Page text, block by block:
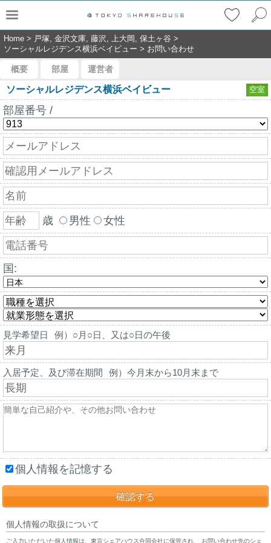
Home > 戸塚, 金沢文庫, 藤沢, 上大岡, 保土ヶ谷 >
ソーシャルレジデンス横浜ベイビュー > お問い合わせ
概要 部屋 運営者
ソーシャルレジデンス横浜ベイビュー 空室
部屋番号 /
歳 男性 女性
国:
見学希望日 例）○月○日、又は○日の午後
入居予定、及び滞在期間 例）今月末から10月末まで
個人情報を記憶する
個人情報の取扱について
ご入力いただいた個人情報は、東京シェアハウス合同会社に保管され、 お問い合わせ先のシェ